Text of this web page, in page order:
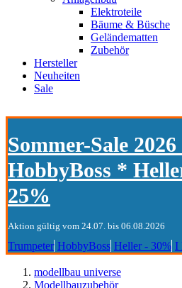
Elektroteile
Bäume & Büsche
Geländematten
Zubehör
Hersteller
Neuheiten
Sale
Sommer-Sale
HobbyBoss *
25%
Aktion gültig vom 24.07. bis 06.08.2026
Trumpeter HobbyBoss Heller - 30% I
modellbau universe
Modellbauzubehör